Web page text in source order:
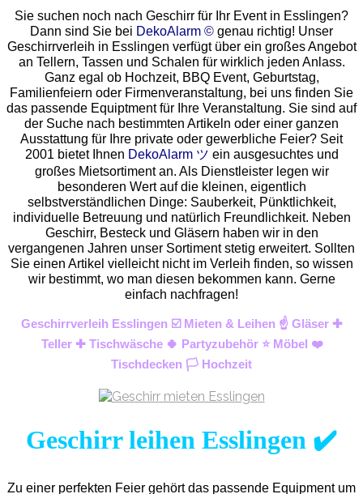
Sie suchen noch nach Geschirr für Ihr Event in Esslingen?
Dann sind Sie bei DekoAlarm © genau richtig! Unser
Geschirrverleih in Esslingen verfügt über ein großes Angebot
an Tellern, Tassen und Schalen für wirklich jeden Anlass.
Ganz egal ob Hochzeit, BBQ Event, Geburtstag,
Familienfeiern oder Firmenveranstaltung, bei uns finden Sie
das passende Equiptment für Ihre Veranstaltung. Sie sind auf
der Suche nach bestimmten Artikeln oder einer ganzen
Ausstattung für Ihre private oder gewerbliche Feier? Seit
2001 bietet Ihnen DekoAlarm ツ ein ausgesuchtes und
großes Mietsortiment an. Als Dienstleister legen wir
besonderen Wert auf die kleinen, eigentlich
selbstverständlichen Dinge: Sauberkeit, Pünktlichkeit,
individuelle Betreuung und natürlich Freundlichkeit. Neben
Geschirr, Besteck und Gläsern haben wir in den
vergangenen Jahren unser Sortiment stetig erweitert. Sollten
Sie einen Artikel vielleicht nicht im Verleih finden, so wissen
wir bestimmt, wo man diesen bekommen kann. Gerne
einfach nachfragen!
Geschirrverleih Esslingen ☑️ Mieten & Leihen ☝️ Gläser ✚
Teller ✚ Tischwäsche 🍀 Partyzubehör ⭐ Möbel ❤️
Tischdecken 🏳️ Hochzeit
Geschirr leihen Esslingen ✔️
Zu einer perfekten Feier gehört das passende Equipment um